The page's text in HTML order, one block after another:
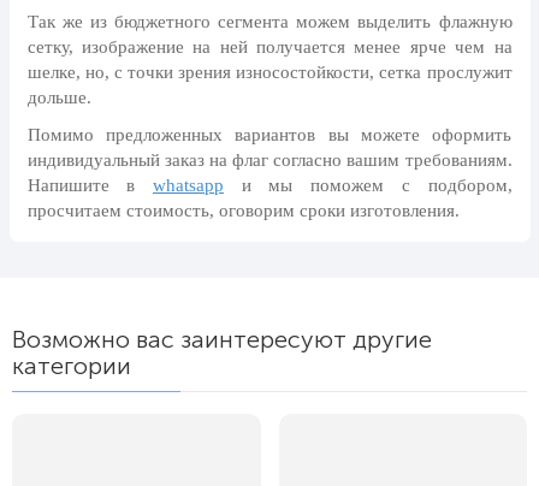
12 июня, День России
День медицинского работника
(третье воскресенье июня)
22 июня, День памяти и скорби
Выпускной для школ и ВУЗов
29 июня, День партизан и
Верности
День рыбака (второе воскресенье
Так же из бюджетного сегмента можем выделить флажную
сетку, изображение на ней получается менее ярче чем на
шелке, но, с точки зрения износостойкости, сетка прослужит
дольше.
Помимо предложенных вариантов вы можете оформить
индивидуальный заказ на флаг согласно вашим требованиям.
Напишите в whatsapp и мы поможем с подбором,
просчитаем стоимость, оговорим сроки изготовления.
Возможно вас заинтересуют другие
категории